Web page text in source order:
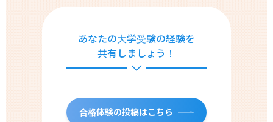
あなたの大学受験の経験を
共有しましょう！
合格体験の投稿はこちら